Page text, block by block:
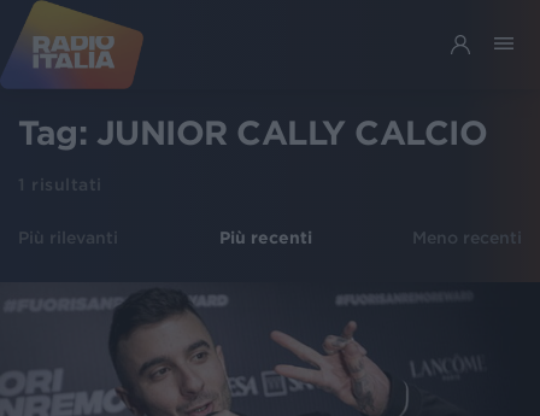
Tag: JUNIOR CALLY CALCIO
1 risultati
Più rilevanti Più recenti Meno recenti